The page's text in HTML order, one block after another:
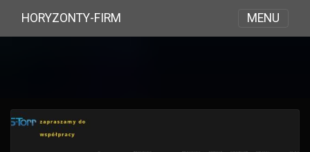
HORYZONTY-FIRM MENU